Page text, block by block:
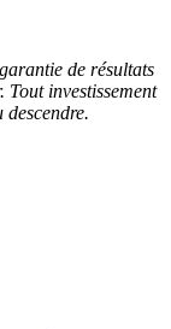
de résultats
investissement